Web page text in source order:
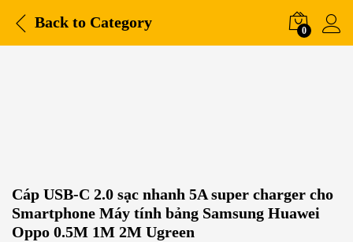
Back to Category 0
Cáp USB-C 2.0 sạc nhanh 5A super charger cho
Smartphone Máy tính bảng Samsung Huawei
Oppo 0.5M 1M 2M Ugreen